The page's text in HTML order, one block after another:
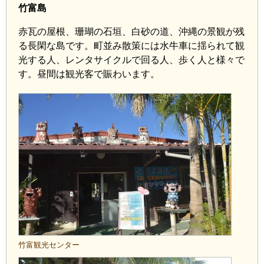
竹富島
赤瓦の屋根、珊瑚の石垣、白砂の道、沖縄の景観が残
る長閑な島です。町並み散策には水牛車に揺られて観
光する人、レンタサイクルで回る人、歩く人と様々で
す。昼間は観光客で賑わいます。
竹富観光センター